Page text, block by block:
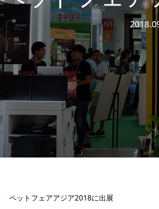
ペットフェアアジア2018に出展